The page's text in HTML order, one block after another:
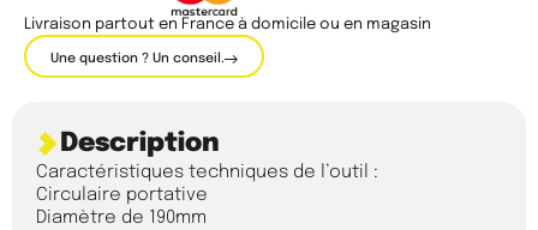
Livraison partout en France à domicile ou en magasin
Une question ? Un conseil.
Description
Caractéristiques techniques de l’outil :
Circulaire portative
Diamètre de 190mm